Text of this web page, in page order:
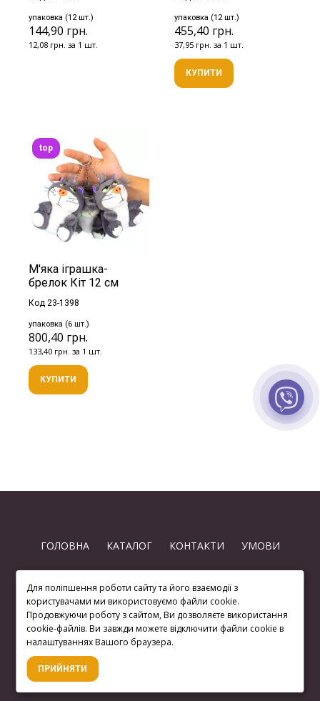
упаковка (12 шт.)
144,90 грн.
12,08 грн. за 1 шт.
упаковка (12 шт.)
455,40 грн.
37,95 грн. за 1 шт.
КУПИТИ
М'яка іграшка-
брелок Кіт 12 см
Код 23-1398
упаковка (6 шт.)
800,40 грн.
133,40 грн. за 1 шт.
top
КУПИТИ
ГОЛОВНА КАТАЛОГ КОНТАКТИ УМОВИ
(063) 872 74-97
Для поліпшення роботи сайту та його взаємодії з
користувачами ми використовуємо файли cookie.
Продовжуючи роботу з сайтом, Ви дозволяєте використання
cookie-файлів. Ви завжди можете відключити файли cookie в
налаштуваннях Вашого браузера.
ПРИЙНЯТИ